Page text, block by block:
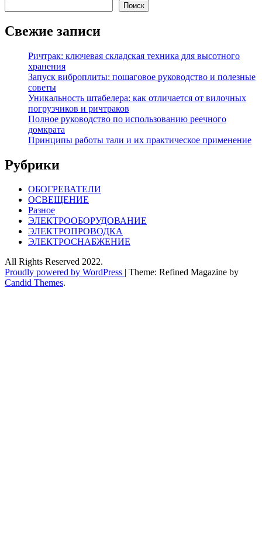
Поиск
Свежие записи
Ричтрак: ключевая складская техника для высотного
хранения
Запуск виброплиты: пошаговое руководство и полезные
советы
Уникальность штабелера: как отличается от вилочных
погрузчиков и ричтраков
Полное руководство по использованию реечного
домкрата
Принципы работы тали и их практическое применение
Рубрики
ОБОГРЕВАТЕЛИ
ОСВЕЩЕНИЕ
Разное
ЭЛЕКТРООБОРУДОВАНИЕ
ЭЛЕКТРОПРОВОДКА
ЭЛЕКТРОСНАБЖЕНИЕ
All Rights Reserved 2022.
Proudly powered by WordPress
Theme: Refined Magazine by
Candid Themes.